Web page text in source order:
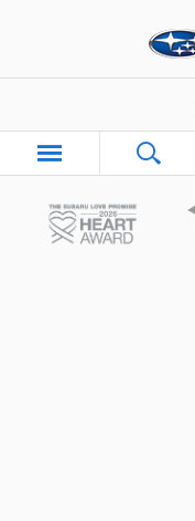
Clay Subaru